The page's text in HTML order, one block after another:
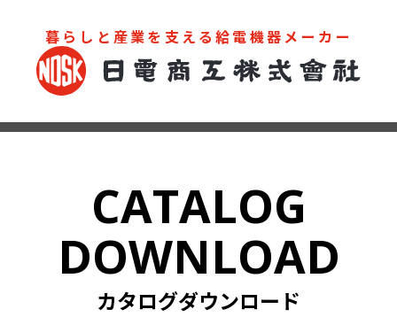
暮らしと産業を支える給電機器メーカー
お問い合わせ カタログ
CATALOG
DOWNLOAD
カタログダウンロード